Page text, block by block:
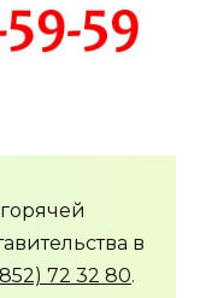
в
72 32 80.